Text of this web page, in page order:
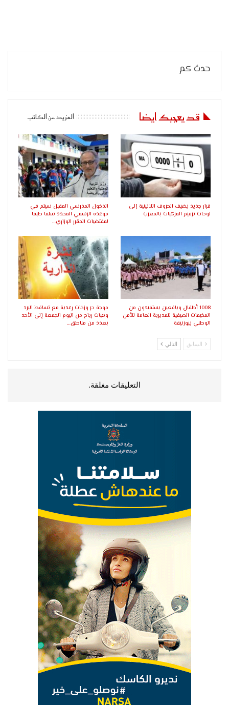
حدث كم
قد يعجبك ايضا المزيد عن الكاتب
قرار جديد يضيف الحروف اللاتينية إلى
لوحات ترقيم المركبات بالمغرب
الدخول المدرسي المقبل سیتم في
موعده الرسمي المحدد سلفا طبقا
لمقتضیات المقرر الوزاري…
1008 أطفال ويافعين يستفيدون من
المخيمات الصيفية للمديرية العامة للأمن
الوطني ببوزنيقة
موجة حر وزخات رعدية مع تساقط البرد
وهبات رياح من اليوم الجمعة إلى الأحد
بعدد من مناطق…
السابق التالي
التعليقات مغلقة.